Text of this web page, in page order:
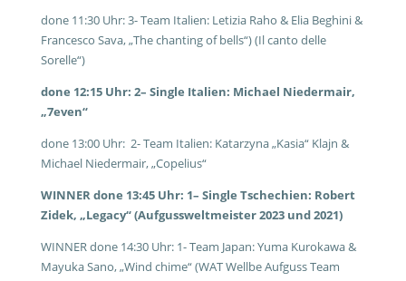
done 11:30 Uhr: 3- Team Italien: Letizia Raho & Elia Beghini &
Francesco Sava, „The chanting of bells“) (Il canto delle
Sorelle“)
done 12:15 Uhr: 2– Single Italien: Michael Niedermair,
„7even“
done 13:00 Uhr: 2- Team Italien: Katarzyna „Kasia“ Klajn &
Michael Niedermair, „Copelius“
WINNER done 13:45 Uhr: 1– Single Tschechien: Robert
Zidek, „Legacy“ (Aufgussweltmeister 2023 und 2021)
WINNER done 14:30 Uhr: 1- Team Japan: Yuma Kurokawa &
Mayuka Sano, „Wind chime“ (WAT Wellbe Aufguss Team